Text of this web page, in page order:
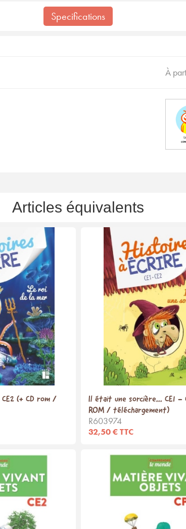
Specifications
À
Articles équivalents
(+ CD rom /
Il était une sorcière... CE1 -
ROM / téléchargement)
R603974
32,50 € TTC